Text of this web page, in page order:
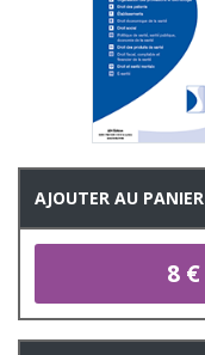
AJOUTER AU PANIER
8 €